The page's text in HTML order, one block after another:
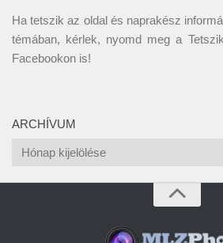
Ha tetszik az oldal és naprakész
témában, kérlek, nyomd meg a
Facebookon is!
ARCHÍVUM
Archívum